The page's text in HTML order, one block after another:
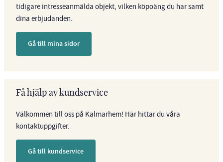
tidigare intresseanmälda objekt, vilken köpoäng du har samt
dina erbjudanden.
Gå till mina sidor
Få hjälp av kundservice
Välkommen till oss på Kalmarhem! Här hittar du våra
kontaktuppgifter.
Gå till kundservice